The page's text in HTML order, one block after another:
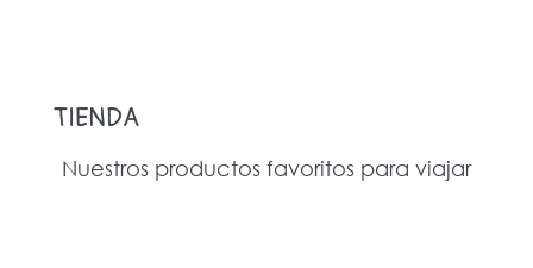
TIENDA
Nuestros productos favoritos para viajar